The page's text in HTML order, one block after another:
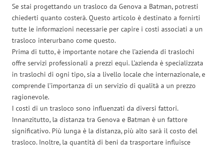
Se stai progettando un trasloco da Genova a Batman, potresti
chiederti quanto costerà. Questo articolo è destinato a fornirti
tutte le informazioni necessarie per capire i costi associati a un
trasloco interurbano come questo.
Prima di tutto, è importante notare che l’azienda di traslochi
offre servizi professionali a prezzi equi. L’azienda è specializzata
in traslochi di ogni tipo, sia a livello locale che internazionale, e
comprende l’importanza di un servizio di qualità a un prezzo
ragionevole.
I costi di un trasloco sono influenzati da diversi fattori.
Innanzitutto, la distanza tra Genova e Batman è un fattore
significativo. Più lunga è la distanza, più alto sarà il costo del
trasloco. Inoltre, la quantità di beni da trasportare influisce